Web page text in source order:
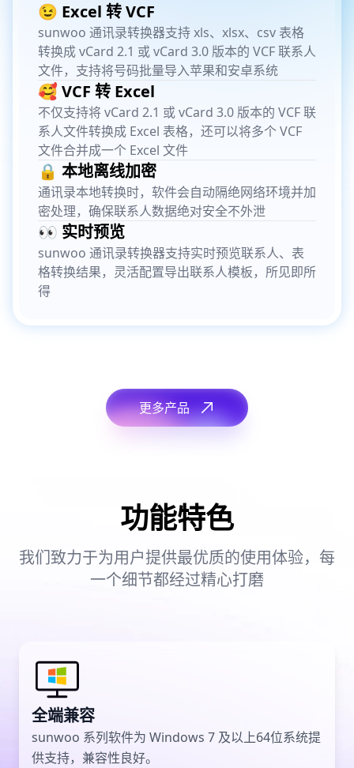
😉 Excel 转 VCF
sunwoo 通讯录转换器支持 xls、xlsx、csv 表格
转换成 vCard 2.1 或 vCard 3.0 版本的 VCF 联系人
文件，支持将号码批量导入苹果和安卓系统
🥰 VCF 转 Excel
不仅支持将 vCard 2.1 或 vCard 3.0 版本的 VCF 联
系人文件转换成 Excel 表格，还可以将多个 VCF
文件合并成一个 Excel 文件
🔒 本地离线加密
通讯录本地转换时，软件会自动隔绝网络环境并加
密处理，确保联系人数据绝对安全不外泄
👀 实时预览
sunwoo 通讯录转换器支持实时预览联系人、表
格转换结果，灵活配置导出联系人模板，所见即所
得
更多产品
功能特色
我们致力于为用户提供最优质的使用体验，每
一个细节都经过精心打磨
全端兼容
sunwoo 系列软件为 Windows 7 及以上64位系统提
供支持，兼容性良好。